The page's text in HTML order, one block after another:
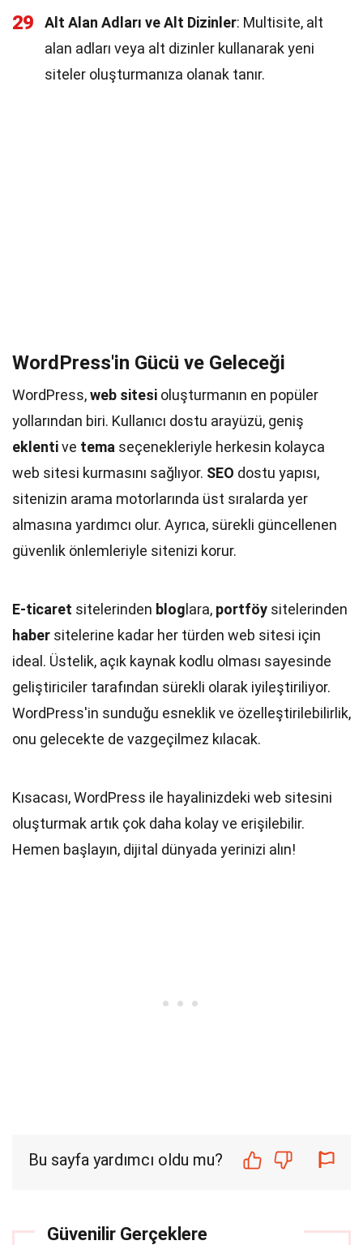
29 Alt Alan Adları ve Alt Dizinler: Multisite, alt
alan adları veya alt dizinler kullanarak yeni
siteler oluşturmanıza olanak tanır.
WordPress'in Gücü ve Geleceği
WordPress,web sitesi oluşturmanın en popüler
yollarından biri. Kullanıcı dostu arayüzü, geniş
eklentive tema seçenekleriyle herkesin kolayca
web sitesi kurmasını sağlıyor. SEO dostu yapısı,
sitenizin arama motorlarında üst sıralarda yer
almasına yardımcı olur. Ayrıca, sürekli güncellenen
güvenlik önlemleriyle sitenizi korur.
E-ticaret sitelerinden blog lara, portföy sitelerinden
haber sitelerine kadar her türden web sitesi için
ideal. Üstelik, açık kaynak kodlu olması sayesinde
geliştiriciler tarafından sürekli olarak iyileştiriliyor.
WordPress'in sunduğu esneklik ve özelleştirilebilirlik,
onu gelecekte de vazgeçilmez kılacak.
Kısacası, WordPress ile hayalinizdeki web sitesini
oluşturmak artık çok daha kolay ve erişilebilir.
Hemen başlayın, dijital dünyada yerinizi alın!
Bu sayfa yardımcı oldu mu?
Güvenilir Gerçeklere